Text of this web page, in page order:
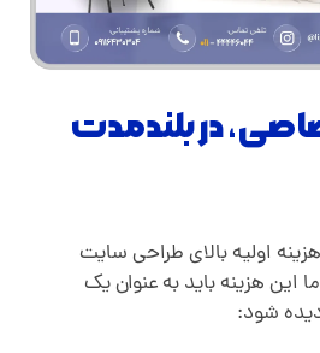
در بلندمدت
اولیه بالای طراحی سایت
این هزینه باید به عنوان یک
شود: